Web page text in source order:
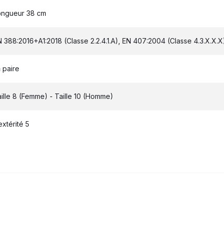
38 cm
388:2016+A1:2018 (Classe 2.2.4.1.A), EN 407:2004 (Classe
paire
8 (Femme) - Taille 10 (Homme)
5